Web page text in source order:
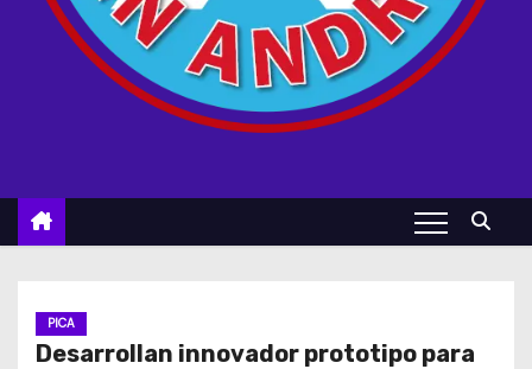
PICA
Desarrollan innovador prototipo para